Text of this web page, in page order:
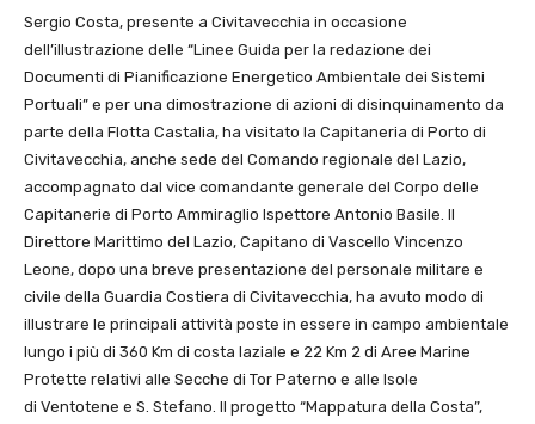
Sergio Costa, presente a Civitavecchia in occasione
dell’illustrazione delle “Linee Guida per la redazione dei
Documenti di Pianificazione Energetico Ambientale dei Sistemi
Portuali” e per una dimostrazione di azioni di disinquinamento da
parte della Flotta Castalia, ha visitato la Capitaneria di Porto di
Civitavecchia, anche sede del Comando regionale del Lazio,
accompagnato dal vice comandante generale del Corpo delle
Capitanerie di Porto Ammiraglio Ispettore Antonio Basile. Il
Direttore Marittimo del Lazio, Capitano di Vascello Vincenzo
Leone, dopo una breve presentazione del personale militare e
civile della Guardia Costiera di Civitavecchia, ha avuto modo di
illustrare le principali attività poste in essere in campo ambientale
lungo i più di 360 Km di costa laziale e 22 Km 2 di Aree Marine
Protette relativi alle Secche di Tor Paterno e alle Isole
di Ventotene e S. Stefano. Il progetto “Mappatura della Costa”,